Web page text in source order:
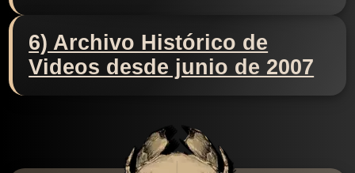
6) Archivo Histórico de
Videos desde junio de 2007